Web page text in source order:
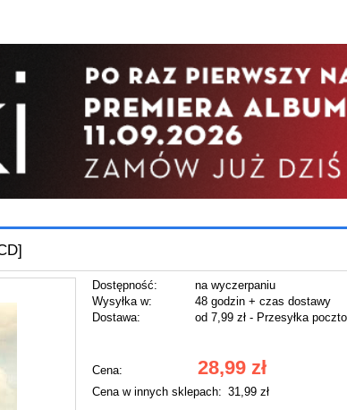
Dostępność:
na wyczerpaniu
Wysyłka w:
48 godzin + czas dostawy
Dostawa:
od 7,99 zł - Przesyłka
Cena nie zawiera
płatności
Cena: 28,99 zł
Cena w innych sklepach: 31,99 zł